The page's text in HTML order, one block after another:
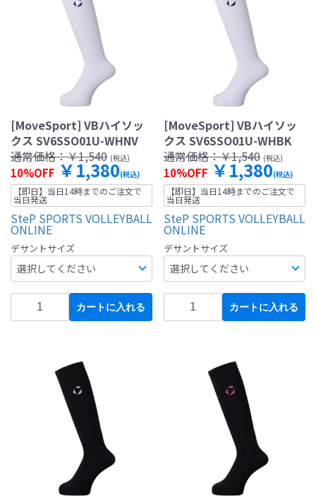
[MoveSport] VBハイソッ
クス SV6SSO01U-WHNV
通常価格：￥1,540 (税込)
10%OFF ￥1,380(税込)
【即日】当日14時までのご注文で
当日発送
SteP SPORTS VOLLEYBALL
ONLINE
デサントサイズ
カートに入れる
[MoveSport] VBハイソッ
クス SV6SSO01U-WHBK
通常価格：￥1,540 (税込)
10%OFF ￥1,380(税込)
【即日】当日14時までのご注文で
当日発送
SteP SPORTS VOLLEYBALL
ONLINE
デサントサイズ
カートに入れる